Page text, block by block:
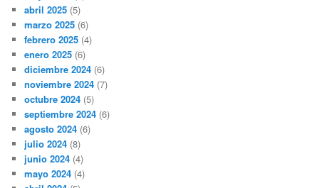
abril 2025 (5)
marzo 2025 (6)
febrero 2025 (4)
enero 2025 (6)
diciembre 2024 (6)
noviembre 2024 (7)
octubre 2024 (5)
septiembre 2024 (6)
agosto 2024 (6)
julio 2024 (8)
junio 2024 (4)
mayo 2024 (4)